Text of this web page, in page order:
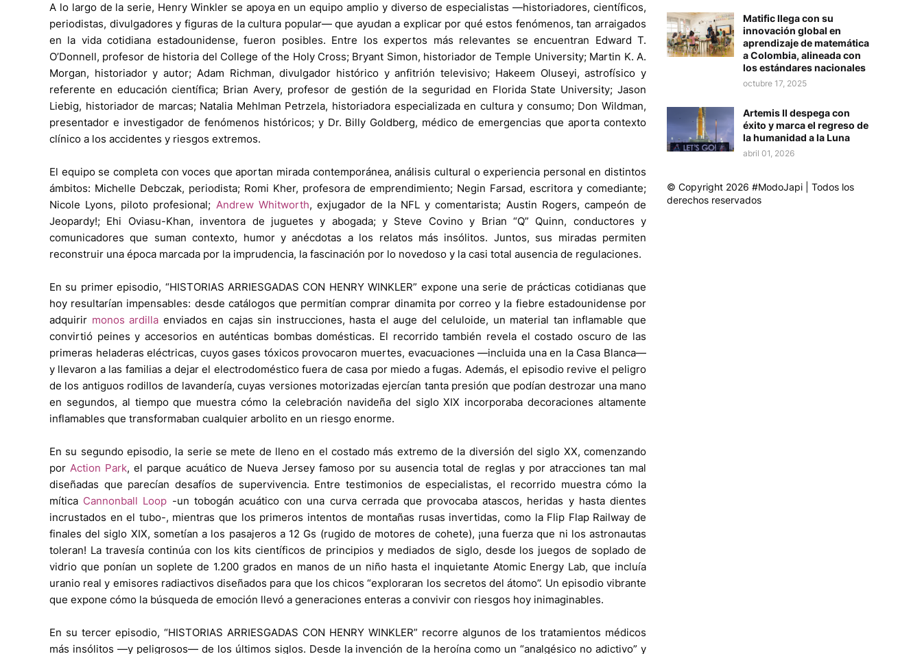
A lo largo de la serie, Henry Winkler se apoya en un equipo amplio y diverso de especialistas —historiadores, científicos,
periodistas, divulgadores y figuras de la cultura popular— que ayudan a explicar por qué estos fenómenos, tan arraigados
en la vida cotidiana estadounidense, fueron posibles. Entre los expertos más relevantes se encuentran Edward T.
O’Donnell, profesor de historia del College of the Holy Cross; Bryant Simon, historiador de Temple University; Martin K. A.
Morgan, historiador y autor; Adam Richman, divulgador histórico y anfitrión televisivo; Hakeem Oluseyi, astrofísico y
referente en educación científica; Brian Avery, profesor de gestión de la seguridad en Florida State University; Jason
Liebig, historiador de marcas; Natalia Mehlman Petrzela, historiadora especializada en cultura y consumo; Don Wildman,
presentador e investigador de fenómenos históricos; y Dr. Billy Goldberg, médico de emergencias que aporta contexto
clínico a los accidentes y riesgos extremos.
El equipo se completa con voces que aportan mirada contemporánea, análisis cultural o experiencia personal en distintos
ámbitos: Michelle Debczak, periodista; Romi Kher, profesora de emprendimiento; Negin Farsad, escritora y comediante;
Nicole Lyons, piloto profesional; Andrew Whitworth, exjugador de la NFL y comentarista; Austin Rogers, campeón de
Jeopardy!; Ehi Oviasu-Khan, inventora de juguetes y abogada; y Steve Covino y Brian “Q” Quinn, conductores y
comunicadores que suman contexto, humor y anécdotas a los relatos más insólitos. Juntos, sus miradas permiten
reconstruir una época marcada por la imprudencia, la fascinación por lo novedoso y la casi total ausencia de regulaciones.
En su primer episodio, “HISTORIAS ARRIESGADAS CON HENRY WINKLER” expone una serie de prácticas cotidianas que
hoy resultarían impensables: desde catálogos que permitían comprar dinamita por correo y la fiebre estadounidense por
adquirir monos ardilla enviados en cajas sin instrucciones, hasta el auge del celuloide, un material tan inflamable que
convirtió peines y accesorios en auténticas bombas domésticas. El recorrido también revela el costado oscuro de las
primeras heladeras eléctricas, cuyos gases tóxicos provocaron muertes, evacuaciones —incluida una en la Casa Blanca—
y llevaron a las familias a dejar el electrodoméstico fuera de casa por miedo a fugas. Además, el episodio revive el peligro
de los antiguos rodillos de lavandería, cuyas versiones motorizadas ejercían tanta presión que podían destrozar una mano
en segundos, al tiempo que muestra cómo la celebración navideña del siglo XIX incorporaba decoraciones altamente
inflamables que transformaban cualquier arbolito en un riesgo enorme.
En su segundo episodio, la serie se mete de lleno en el costado más extremo de la diversión del siglo XX, comenzando
porAction Park, el parque acuático de Nueva Jersey famoso por su ausencia total de reglas y por atracciones tan mal
diseñadas que parecían desafíos de supervivencia. Entre testimonios de especialistas, el recorrido muestra cómo la
mítica Cannonball Loop -un tobogán acuático con una curva cerrada que provocaba atascos, heridas y hasta dientes
incrustados en el tubo-, mientras que los primeros intentos de montañas rusas invertidas, como la Flip Flap Railway de
finales del siglo XIX, sometían a los pasajeros a 12 Gs (rugido de motores de cohete), ¡una fuerza que ni los astronautas
toleran! La travesía continúa con los kits científicos de principios y mediados de siglo, desde los juegos de soplado de
vidrio que ponían un soplete de 1.200 grados en manos de un niño hasta el inquietante Atomic Energy Lab, que incluía
uranio real y emisores radiactivos diseñados para que los chicos “exploraran los secretos del átomo”. Un episodio vibrante
que expone cómo la búsqueda de emoción llevó a generaciones enteras a convivir con riesgos hoy inimaginables.
En su tercer episodio, “HISTORIAS ARRIESGADAS CON HENRY WINKLER” recorre algunos de los tratamientos médicos
más insólitos —y peligrosos— de los últimos siglos. Desde la invención de la heroína como un “analgésico no adictivo” y
Matific llega con su
innovación global en
aprendizaje de matemática
a Colombia, alineada con
los estándares nacionales
octubre 17, 2025
Artemis II despega con
éxito y marca el regreso de
la humanidad a la Luna
abril 01, 2026
© Copyright 2026 #ModoJapi | Todos los
derechos reservados